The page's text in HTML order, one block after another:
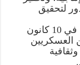
لتحقيق
وفي محافظة البلقاء افتتح جلالته في 10 كانون
العسكريين